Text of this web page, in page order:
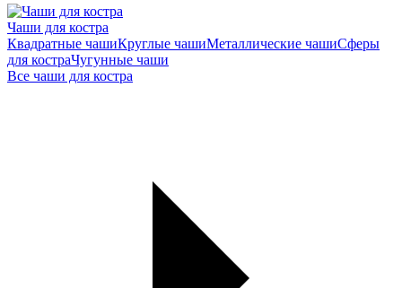
Чаши для костра
Квадратные чашиКруглые чашиМеталлические чашиСферы
для костраЧугунные чаши
Все чаши для костра